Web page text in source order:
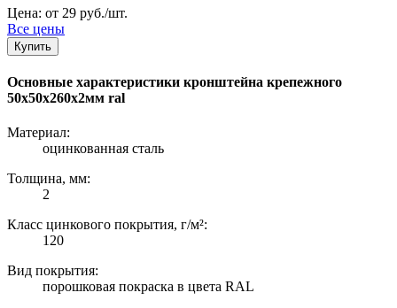
Цена: от 29 руб./шт.
Все цены
Купить
Основные характеристики кронштейна крепежного
50х50х260х2мм ral
Материал:
оцинкованная сталь
Толщина, мм:
2
Класс цинкового покрытия, г/м²:
120
Вид покрытия:
порошковая покраска в цвета RAL